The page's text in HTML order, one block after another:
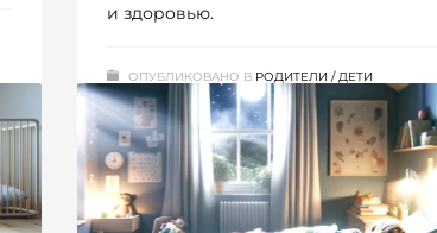
и здоровью.
ОПУБЛИКОВАНО В РОДИТЕЛИ / ДЕТИ
МЕТКИ:
БЕРЕМЕННОСТЬ